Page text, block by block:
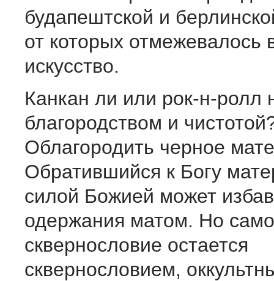
будапештской и
от которых отмежевалось
искусство.
Канкан ли или рок-н-ролл
благородством и
Облагородить черное
Обратившийся к Богу
силой Божией может
одержания матом. Но само
сквернословие остается
сквернословием,